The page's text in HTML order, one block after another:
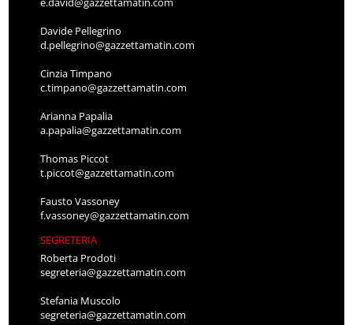
Davide Pellegrino
d.pellegrino@gazzettamatin.com
Cinzia Timpano
c.timpano@gazzettamatin.com
Arianna Papalia
a.papalia@gazzettamatin.com
Thomas Piccot
t.piccot@gazzettamatin.com
Fausto Vassoney
f.vassoney@gazzettamatin.com
SEGRETERIA
Roberta Prodoti
segreteria@gazzettamatin.com
Stefania Muscolo
segreteria@gazzettamatin.com